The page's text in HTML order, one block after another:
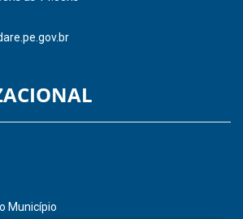
sobre novos Repasses
, 08 de agosto de
0001-60